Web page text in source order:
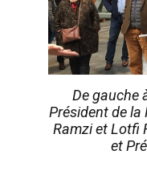
De gauche
Président de la
Ramzi et Lotfi
et